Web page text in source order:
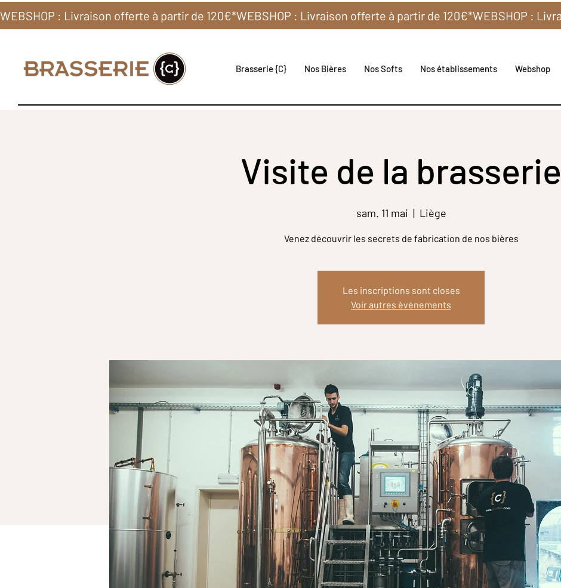
WEBSHOP : Livraison offerte à partir de 120€*
Brasserie {C} Nos Bières Nos Softs Nos établissements Webshop
Visite de la brasserie
sam. 11 mai
  |
Liège
Venez découvrir les secrets de fabrication de nos bières
Les inscriptions sont closes
Voir autres événements